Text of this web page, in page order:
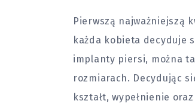
Pierwszą najważniejszą
każda kobieta decyduje
implanty piersi, można
rozmiarach. Decydując
kształt, wypełnienie